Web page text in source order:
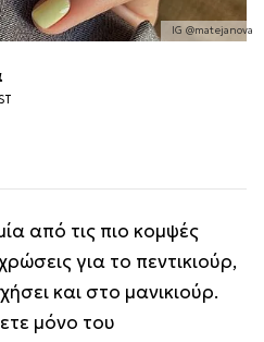
IG @matejanova
από τις πιο κομψές
για το πεντικιούρ,
και στο μανικιούρ.
μόνο του